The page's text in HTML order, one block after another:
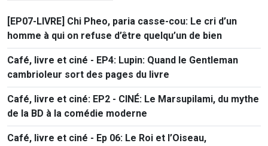
[EP07-LIVRE] Chi Pheo, paria casse-cou: Le cri d’un
homme à qui on refuse d’être quelqu’un de bien
Café, livre et ciné - EP4: Lupin: Quand le Gentleman
cambrioleur sort des pages du livre
Café, livre et ciné: EP2 - CINÉ: Le Marsupilami, du mythe
de la BD à la comédie moderne
Café, livre et ciné - Ep 06: Le Roi et l’Oiseau,